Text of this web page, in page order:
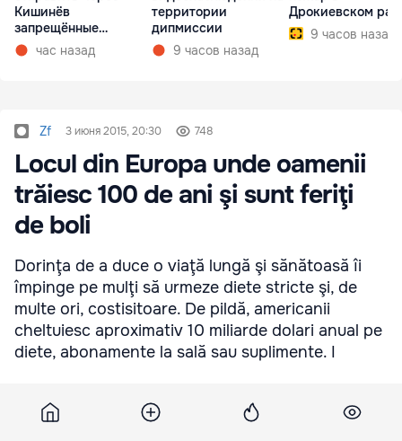
Кишинёв
запрещённые
препараты
час назад
территории
дипмиссии
9 часов назад
Дрокиевском
9 часов назад
Zf 3 июня 2015, 20:30 748
Locul din Europa unde oamenii
trăiesc 100 de ani şi sunt feriţi
de boli
Dorinţa de a duce o viaţă lungă şi sănătoasă îi
împinge pe mulţi să urmeze diete stricte şi, de
multe ori, costisitoare. De pildă, americanii
cheltuiesc aproximativ 10 miliarde dolari anual pe
diete, abonamente la sală sau suplimente. I